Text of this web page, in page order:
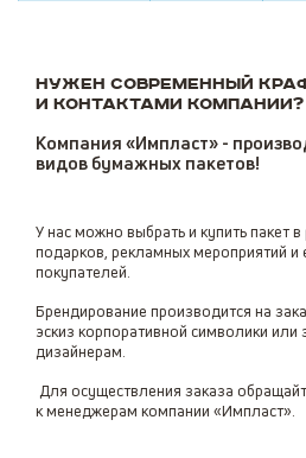
Нужен современный
и контактами компании?
Компания «Импласт» -
видов бумажных пакетов!
У нас можно выбрать и купить пакет
подарков, рекламных мероприятий
покупателей.
Брендирование производится на
эскиз корпоративной символики или
дизайнерам.
Для осуществления заказа
к менеджерам компании «Импласт».